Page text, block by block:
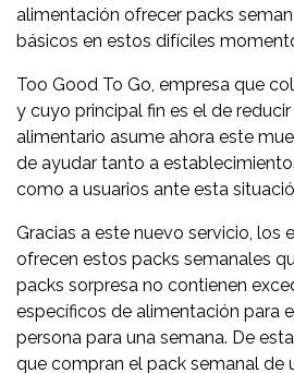
alimentación ofrecer packs
básicos en estos difíciles
Too Good To Go, empresa que
y cuyo principal fin es el de
alimentario asume ahora este
de ayudar tanto a
como a usuarios ante esta
Gracias a este nuevo servicio, los
ofrecen estos packs semanales
packs sorpresa no contienen
específicos de alimentación para
persona para una semana. De
que compran el pack semanal de